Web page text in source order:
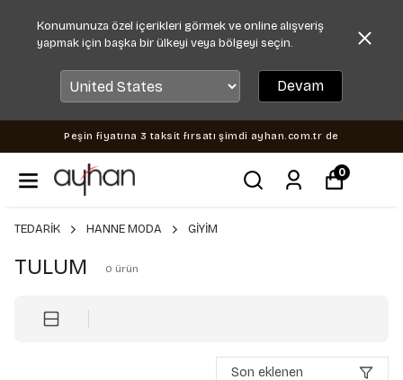
Konumunuza özel içerikleri görmek ve online alışveriş
yapmak için başka bir ülkeyi veya bölgeyi seçin.
Devam
Peşin fiyatına 3 taksit fırsatı şimdi ayhan.com.tr de
0
TEDARİK HANNE MODA GİYİM
TULUM 0 ürün
Son eklenen